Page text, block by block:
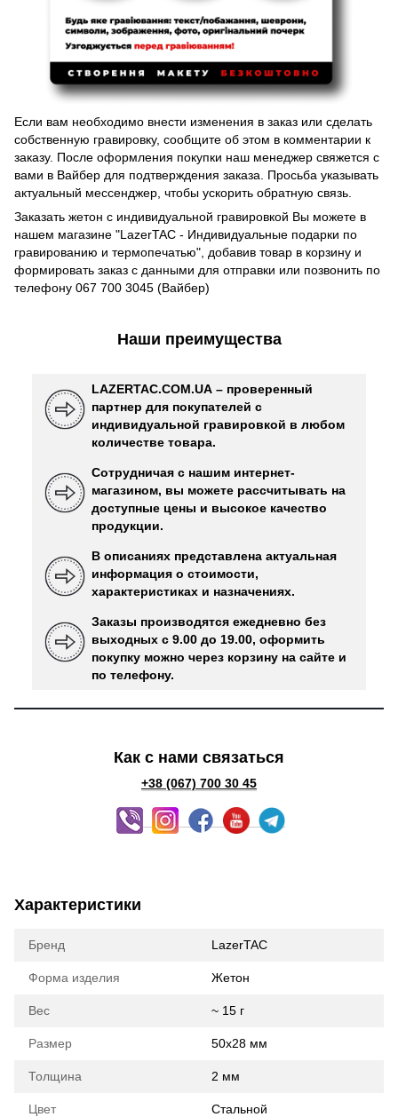
Если вам необходимо внести изменения в заказ или сделать
собственную гравировку, сообщите об этом в комментарии к
заказу. После оформления покупки наш менеджер свяжется с
вами в Вайбер для подтверждения заказа. Просьба указывать
актуальный мессенджер, чтобы ускорить обратную связь.
Заказать жетон с индивидуальной гравировкой Вы можете в
нашем магазине "LazerTAC - Индивидуальные подарки по
гравированию и термопечатью", добавив товар в корзину и
формировать заказ с данными для отправки или позвонить по
телефону 067 700 3045 (Вайбер)
Наши преимущества
LAZERTAC.COM.UA – проверенный
партнер для покупателей с
индивидуальной гравировкой в ​​любом
количестве товара.
Сотрудничая с нашим интернет-
магазином, вы можете рассчитывать на
доступные цены и высокое качество
продукции.
В описаниях представлена ​​актуальная
информация о стоимости,
характеристиках и назначениях.
Заказы производятся ежедневно без
выходных с 9.00 до 19.00, оформить
покупку можно через корзину на сайте и
по телефону.
Как с нами связаться
+38 (067) 700 30 45
Характеристики
Бренд LazerTAC
Форма изделия Жетон
Вес ~ 15 г
Размер 50х28 мм
Толщина 2 мм
Цвет Стальной